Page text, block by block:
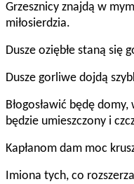
Grzesznicy znajdą w
miłosierdzia.
Dusze oziębłe staną się
Dusze gorliwe dojdą
Błogosławić będę
będzie umieszczony i
Kapłanom dam moc
Imiona tych, co